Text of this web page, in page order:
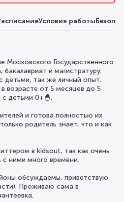
Условия работы
Государственного
и магистратуру.
детьми, так же личный опыт,
возрасте от 5 месяцев до 5
с детьми 0+🐣.
и готова полностью их
родитель знает, что и как
в kidsout, так как очень
ними много времени.
обсуждаемы, приветствую
Проживаю сама в